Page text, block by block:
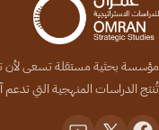
مؤسسة بحثية مستقلة تسعى لأن
تُنتج الدراسات المنهجية التي تدعم